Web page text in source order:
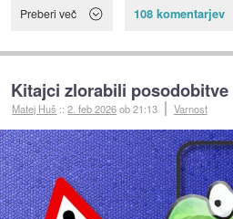
Preberi več 108 komentarjev
Kitajci zlorabili posodobitve
Matej Huš ::2. feb 2026ob 21:13 Varnost